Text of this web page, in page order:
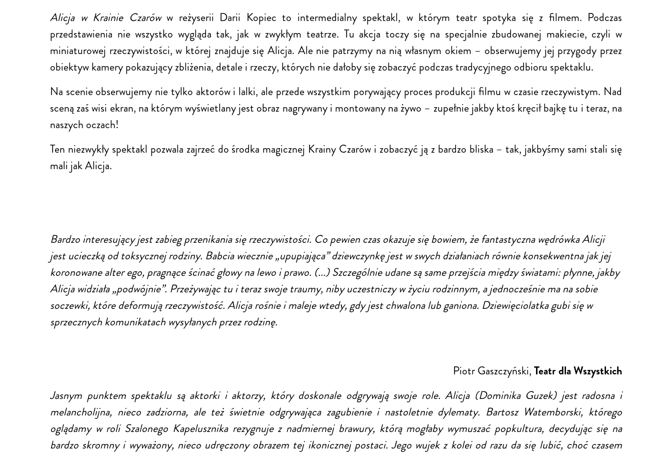
Alicja w Krainie Czaróww reżyserii Darii Kopiec to intermedialny spektakl, w którym teatr spotyka się z filmem. Podczas
przedstawienia nie wszystko wygląda tak, jak w zwykłym teatrze. Tu akcja toczy się na specjalnie zbudowanej makiecie, czyli w
miniaturowej rzeczywistości, w której znajduje się Alicja. Ale nie patrzymy na nią własnym okiem – obserwujemy jej przygody przez
obiektyw kamery pokazujący zbliżenia, detale i rzeczy, których nie dałoby się zobaczyć podczas tradycyjnego odbioru spektaklu.
Na scenie obserwujemy nie tylko aktorów i lalki, ale przede wszystkim porywający proces produkcji filmu w czasie rzeczywistym. Nad
sceną zaś wisi ekran, na którym wyświetlany jest obraz nagrywany i montowany na żywo – zupełnie jakby ktoś kręcił bajkę tu i teraz, na
naszych oczach!
Ten niezwykły spektakl pozwala zajrzeć do środka magicznej Krainy Czarów i zobaczyć ją z bardzo bliska – tak, jakbyśmy sami stali się
mali jak Alicja.
Bardzo interesujący jest zabieg przenikania się rzeczywistości. Co pewien czas okazuje się bowiem, że fantastyczna wędrówka Alicji
jest ucieczką od toksycznej rodziny. Babcia wiecznie „upupiająca” dziewczynkę jest w swych działaniach równie konsekwentna jak jej
koronowane alter ego, pragnące ścinać głowy na lewo i prawo. (...) Szczególnie udane są same przejścia między światami: płynne, jakby
Alicja widziała „podwójnie”. Przeżywając tu i teraz swoje traumy, niby uczestniczy w życiu rodzinnym, a jednocześnie ma na sobie
soczewki, które deformują rzeczywistość. Alicja rośnie i maleje wtedy, gdy jest chwalona lub ganiona. Dziewięciolatka gubi się w
sprzecznych komunikatach wysyłanych przez rodzinę.
Piotr Gaszczyński,Teatr dla Wszystkich
Jasnym punktem spektaklu są aktorki i aktorzy, który doskonale odgrywają swoje role. Alicja (Dominika Guzek) jest radosna i
melancholijna, nieco zadziorna, ale też świetnie odgrywająca zagubienie i nastoletnie dylematy. Bartosz Watemborski, którego
oglądamy w roli Szalonego Kapelusznika rezygnuje z nadmiernej brawury, którą mogłaby wymuszać popkultura, decydując się na
bardzo skromny i wyważony, nieco udręczony obrazem tej ikonicznej postaci. Jego wujek z kolei od razu da się lubić, choć czasem